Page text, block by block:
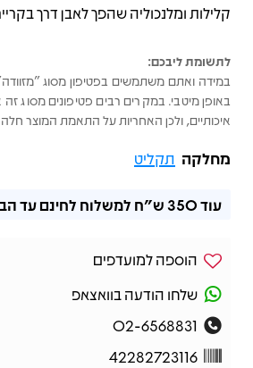
קלילות ומלנכוליה שהפך לאבן דרך
לתשומת ליבכם:
במידה ואתם משתמשים בפטיפון מסוג
באופן מיטבי. במקרים רבים פטיפונים מסוג
איכותיים, ולכן האחריות על התאמת המוצר
מחלקה תקליט
עוד350 ש"ח למשלוח לחינם עד
הוספה למועדפים
שלחו הודעה בוואצאפ
02-6568831
42282723116